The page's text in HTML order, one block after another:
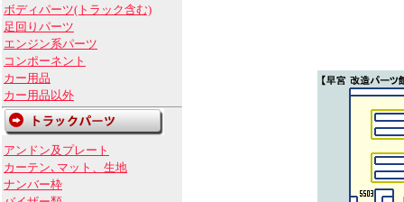
ボディパーツ(トラック含む)
足回りパーツ
エンジン系パーツ
コンポーネント
カー用品
カー用品以外
アンドン及プレート
カーテン､マット、生地
ナンバー枠